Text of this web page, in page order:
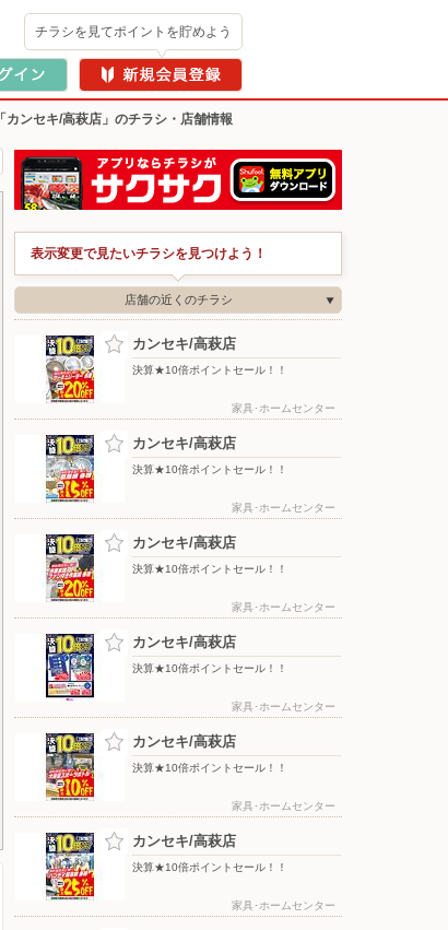
チラシを見てポイントを貯めよう
「カンセキ/高萩店」のチラシ・店舗情報
表示変更で見たいチラシを見つけよう！
店舗の近くのチラシ
カンセキ/高萩店
決算★10倍ポイントセール！！
家具･ホームセンター
カンセキ/高萩店
決算★10倍ポイントセール！！
家具･ホームセンター
カンセキ/高萩店
決算★10倍ポイントセール！！
家具･ホームセンター
カンセキ/高萩店
決算★10倍ポイントセール！！
家具･ホームセンター
カンセキ/高萩店
決算★10倍ポイントセール！！
家具･ホームセンター
カンセキ/高萩店
決算★10倍ポイントセール！！
家具･ホームセンター